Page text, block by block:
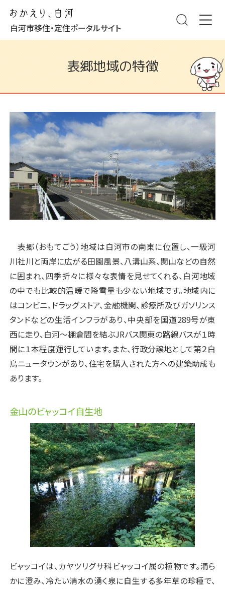
白河市移住・定住ポータルサイト
表郷地域の特徴
表郷（おもてごう）地域は白河市の南東に位置し、一級河
川社川と両岸に広がる田園風景、八溝山系、関山などの自然
に囲まれ、四季折々に様々な表情を見せてくれる、白河地域
の中でも比較的温暖で降雪量も少ない地域です。地域内に
はコンビニ、ドラッグストア、金融機関、診療所及びガソリンス
タンドなどの生活インフラがあり、中央部を国道289号が東
西に走り、白河～棚倉間を結ぶJRバス関東の路線バスが１時
間に１本程度運行しています。また、行政分譲地として第２白
鳥ニュータウンがあり、住宅を購入された方への建築助成も
あります。
金山のビャッコイ自生地
ビャッコイは、カヤツリグサ科ビャッコイ属の植物です。清ら
かに澄み、冷たい清水の湧く泉に自生する多年草の珍種で、